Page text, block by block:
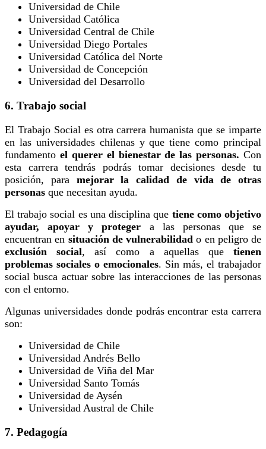
Universidad de Chile
Universidad Católica
Universidad Central de Chile
Universidad Diego Portales
Universidad Católica del Norte
Universidad de Concepción
Universidad del Desarrollo
6. Trabajo social
El Trabajo Social es otra carrera humanista que se imparte
en las universidades chilenas y que tiene como principal
fundamento el querer el bienestar de las personas. Con
esta carrera tendrás podrás tomar decisiones desde tu
posición, para mejorar la calidad de vida de otras
personas que necesitan ayuda.
El trabajo social es una disciplina que tiene como objetivo
ayudar, apoyar y proteger
a las personas que se
encuentran en situación de vulnerabilidado en peligro de
exclusión social, así como a aquellas quetienen
problemas sociales o emocionales. Sin más, el trabajador
social busca actuar sobre las interacciones de las personas
con el entorno.
Algunas universidades donde podrás encontrar esta carrera
son:
Universidad de Chile
Universidad Andrés Bello
Universidad de Viña del Mar
Universidad Santo Tomás
Universidad de Aysén
Universidad Austral de Chile
7. Pedagogía